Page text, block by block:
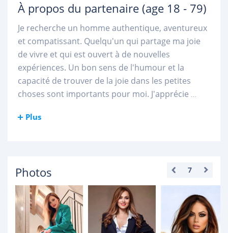
À propos du partenaire (age 18 - 79)
Je recherche un homme authentique, aventureux
et compatissant. Quelqu'un qui partage ma joie
de vivre et qui est ouvert à de nouvelles
expériences. Un bon sens de l'humour et la
capacité de trouver de la joie dans les petites
choses sont importants pour moi. J'apprécie ...
Plus
Photos 7